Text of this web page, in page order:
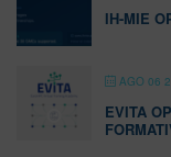
IH-MIE
AGO 06
EVITA